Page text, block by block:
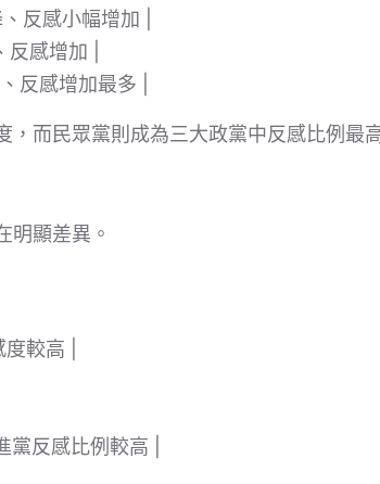
反感小幅增加 |
感增加 |
反感增加最多 |
而民眾黨則成為三大政黨中反感比例最
明顯差異。
較高 |
反感比例較高 |